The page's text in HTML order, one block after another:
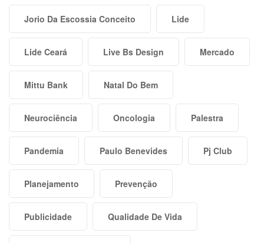
Jorio Da Escossia Conceito Lide
Lide Ceará Live Bs Design Mercado
Mittu Bank Natal Do Bem
Neurociência Oncologia Palestra
Pandemia Paulo Benevides Pj Club
Planejamento Prevenção
Publicidade Qualidade De Vida